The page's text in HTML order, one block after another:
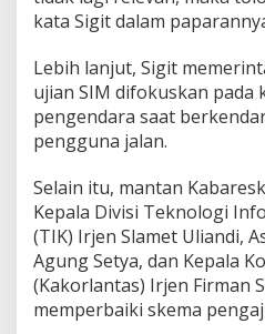
n
a
n
m
p
e
r
s
u
l
i
kata Sigit dalam
Lebih lanjut, Sigit
ujian SIM difokuskan pada
pengendara saat
pengguna jalan.
Selain itu, mantan
Kepala Divisi Teknologi
(TIK) Irjen Slamet Uliandi,
Agung Setya, dan Kepala
(Kakorlantas) Irjen Firman
memperbaiki skema